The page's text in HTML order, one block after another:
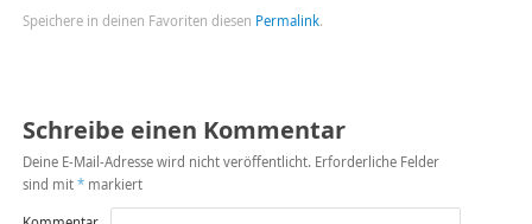
Speichere in deinen Favoriten diesen Permalink.
Schreibe einen Kommentar
Deine E-Mail-Adresse wird nicht veröffentlicht. Erforderliche Felder
sind mit *markiert